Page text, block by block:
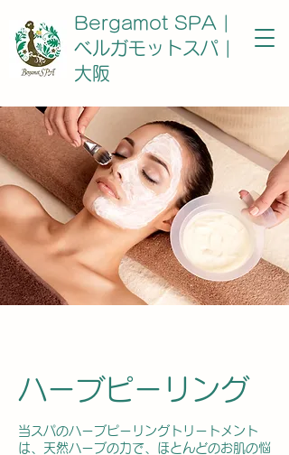
Bergamot SPA |
ベルガモットスパ |
大阪
ハーブピーリング
当スパのハーブピーリングトリートメント
は、天然ハーブの力で、ほとんどのお肌の悩